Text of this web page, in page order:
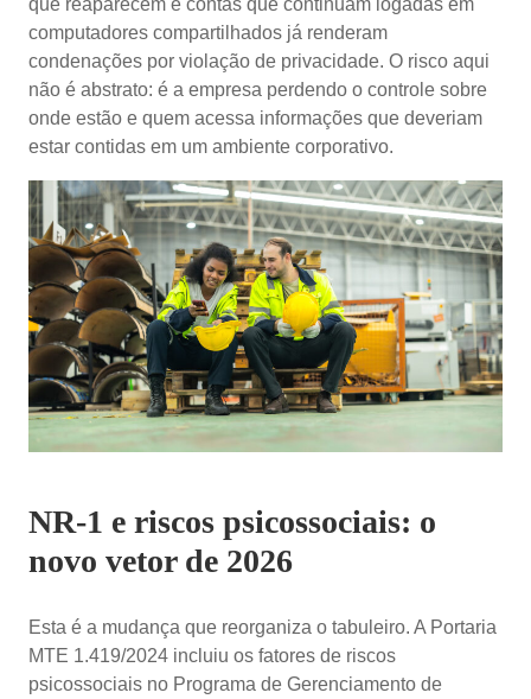
que reaparecem e contas que continuam logadas em
computadores compartilhados já renderam
condenações por violação de privacidade. O risco aqui
não é abstrato: é a empresa perdendo o controle sobre
onde estão e quem acessa informações que deveriam
estar contidas em um ambiente corporativo.
NR-1 e riscos psicossociais: o
novo vetor de 2026
Esta é a mudança que reorganiza o tabuleiro. A Portaria
MTE 1.419/2024 incluiu os fatores de riscos
psicossociais no Programa de Gerenciamento de